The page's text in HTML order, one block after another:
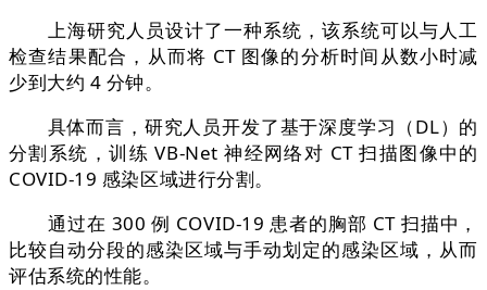
上海研究人员设计了一种系统，该系统可以与人工
检查结果配合，从而将 CT 图像的分析时间从数小时减
少到大约 4 分钟。
具体而言，研究人员开发了基于深度学习（DL）的
分割系统，训练 VB-Net 神经网络对 CT 扫描图像中的
COVID-19 感染区域进行分割。
通过在 300 例 COVID-19 患者的胸部 CT 扫描中，
比较自动分段的感染区域与手动划定的感染区域，从而
评估系统的性能。